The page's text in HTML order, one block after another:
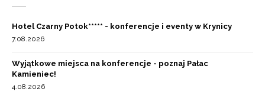
Hotel Czarny Potok***** - konferencje i eventy w Krynicy
7.08.2026
Wyjątkowe miejsca na konferencje - poznaj Pałac
Kamieniec!
4.08.2026